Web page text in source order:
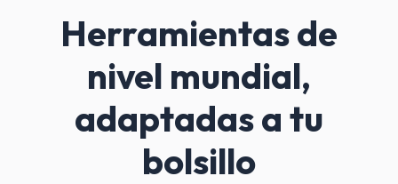
Herramientas de
nivel mundial,
adaptadas a tu
bolsillo